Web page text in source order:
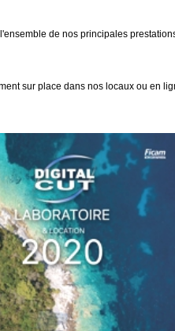
de nos principales
sur place dans nos locaux ou en